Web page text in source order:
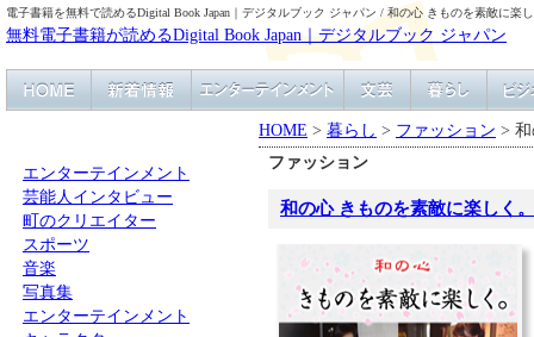
電子書籍を無料で読めるDigital Book Japan｜デジタルブック ジャパン / 和の心 きものを素敵に楽
無料電子書籍が読めるDigital Book Japan｜デジタルブック ジャパン
HOME > 暮らし > ファッション >
ファッション
和の心 きものを素敵に楽しく。
エンターテインメント
芸能人インタビュー
町のクリエイター
スポーツ
音楽
写真集
エンターテインメント